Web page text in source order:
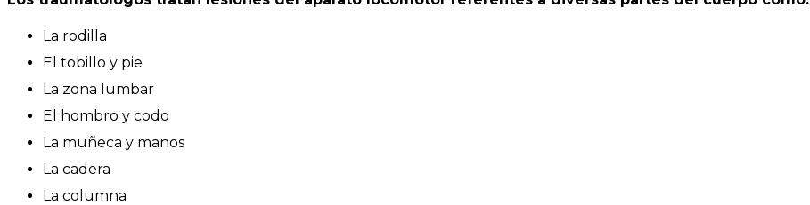
La rodilla
El tobillo y pie
La zona lumbar
El hombro y codo
La muñeca y manos
La cadera
La columna